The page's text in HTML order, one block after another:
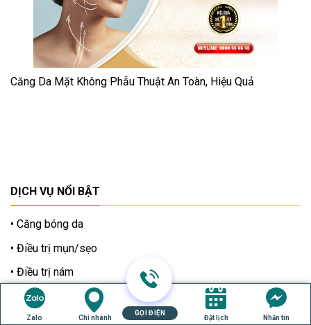
Căng Da Mặt Không Phẫu Thuật An Toàn, Hiệu Quả
DỊCH VỤ NỔI BẬT
Căng bóng da
Điều trị mụn/sẹo
Điều trị nám
Trẻ hoá da PRP
Nâng cơ xóa nhăn
Zalo Chi nhánh
GỌI ĐIỆN
Đặt lịch Nhắn tin